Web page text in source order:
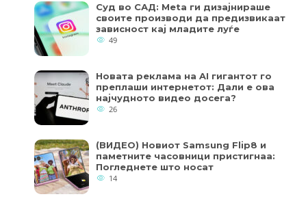
Суд во САД: Meta ги дизајнираше
своите производи да предизвикаат
зависност кај младите луѓе
49
Новата реклама на AI гигантот го
преплаши интернетот: Дали е ова
најчудното видео досега?
26
(ВИДЕО) Новиот Samsung Flip8 и
паметните часовници пристигнаа:
Погледнете што носат
14